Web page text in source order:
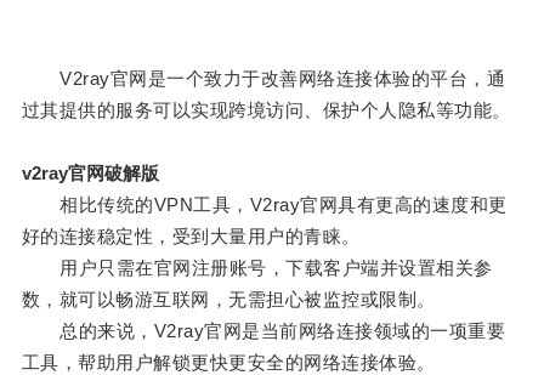
V2ray官网是一个致力于改善网络连接体验的平台，通
过其提供的服务可以实现跨境访问、保护个人隐私等功能。
v2ray官网破解版
相比传统的VPN工具，V2ray官网具有更高的速度和更
好的连接稳定性，受到大量用户的青睐。
用户只需在官网注册账号，下载客户端并设置相关参
数，就可以畅游互联网，无需担心被监控或限制。
总的来说，V2ray官网是当前网络连接领域的一项重要
工具，帮助用户解锁更快更安全的网络连接体验。